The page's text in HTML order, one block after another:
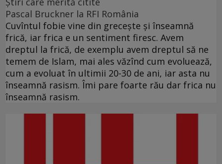
Pascal Bruckner la RFI România
Cuvîntul fobie vine din grecește și înseamnă
frică, iar frica e un sentiment firesc. Avem
dreptul la frică, de exemplu avem dreptul să ne
temem de Islam, mai ales văzînd cum evoluează,
cum a evoluat în ultimii 20-30 de ani, iar asta nu
înseamnă rasism. Îmi pare foarte rău dar frica nu
înseamnă rasism.